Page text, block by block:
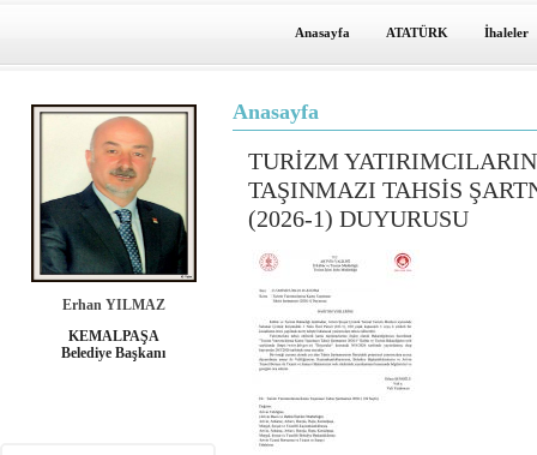
Anasayfa ATATÜRK İhaleler
Erhan YILMAZ
KEMALPAŞA
Belediye Başkanı
Anasayfa
TURİZM
TAŞINMAZI TAHSİS
(2026-1) DUYURUSU